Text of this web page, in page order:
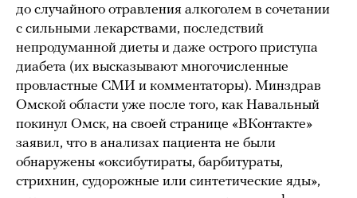
до случайного отравления алкоголем в сочетании
с сильными лекарствами, последствий
непродуманной диеты и даже острого приступа
диабета (их высказывают многочисленные
провластные СМИ и комментаторы). Минздрав
Омской области уже после того, как Навальный
покинул Омск, на своей странице «ВКонтакте»
заявил, что в анализах пациента не были
обнаружены «оксибутираты, барбитураты,
стрихнин, судорожные или синтетические яды»,